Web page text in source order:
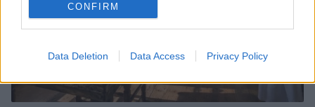
CONFIRM
Data Deletion Data Access Privacy Policy